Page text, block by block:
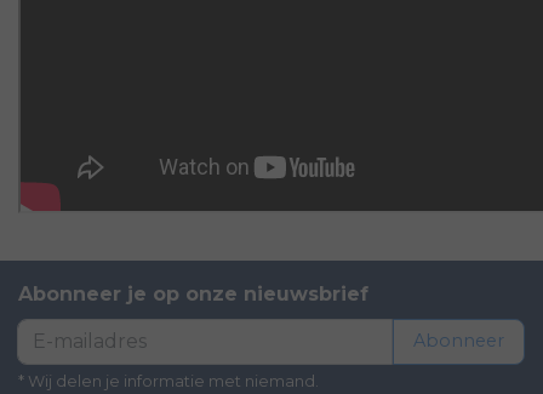
Abonneer je op onze nieuwsbrief
Abonneer
* Wij delen je informatie met niemand.